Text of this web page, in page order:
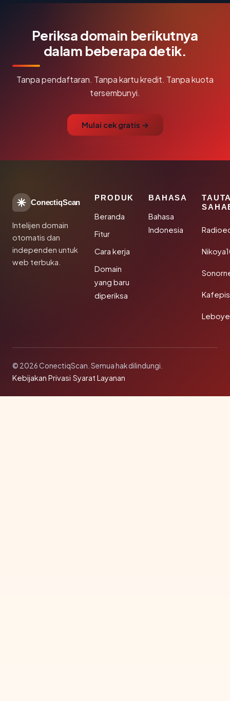
Periksa domain berikutnya
dalam beberapa detik.
Tanpa pendaftaran. Tanpa kartu kredit. Tanpa kuota
tersembunyi.
Mulai cek gratis →
ConectiqScan
Intelijen domain
otomatis dan
independen untuk
web terbuka.
PRODUK
Beranda
Fitur
Cara kerja
Domain
yang baru
diperiksa
BAHASA
Bahasa
Indonesia
© 2026 ConectiqScan. Semua hak dilindungi.
Kebijakan Privasi·Syarat Layanan